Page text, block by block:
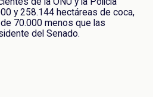
y 258.144 hectáreas de coca,
70.000 menos que las
del Senado.